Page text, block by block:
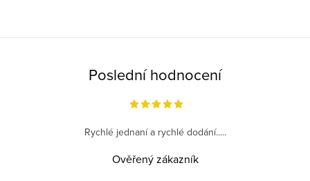
Poslední hodnocení
Rychlé jednaní a rychlé dodání.....
Ověřený zákazník